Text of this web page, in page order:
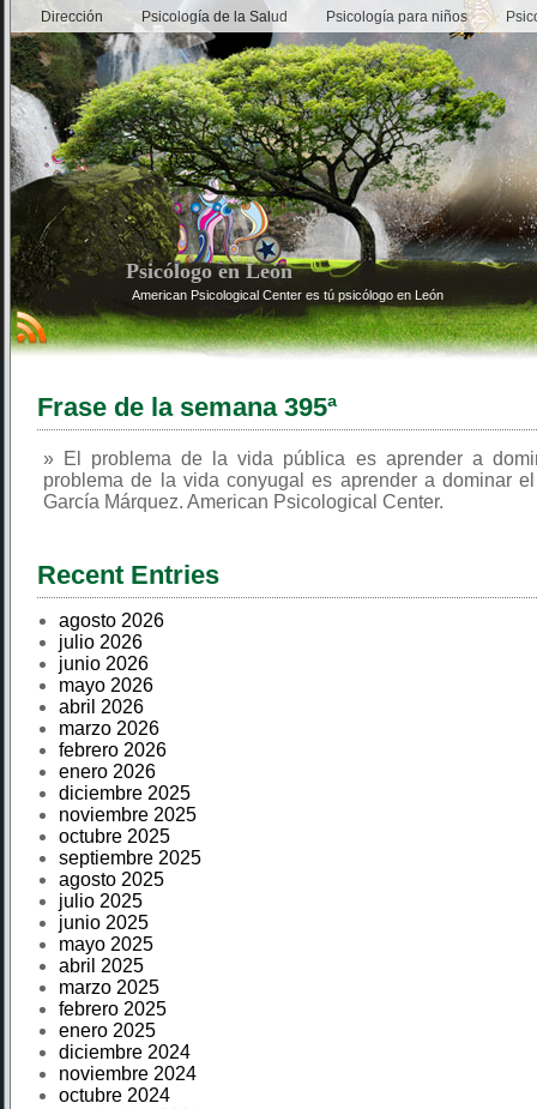
Dirección Psicología de la Salud Psicología para niños
Psicólogo en León
American Psicological Center es tú psicólogo en León
Frase de la semana 395ª
» El problema de la vida pública es aprender a
problema de la vida conyugal es aprender a dominar
García Márquez. American Psicological Center.
Recent Entries
agosto 2026
julio 2026
junio 2026
mayo 2026
abril 2026
marzo 2026
febrero 2026
enero 2026
diciembre 2025
noviembre 2025
octubre 2025
septiembre 2025
agosto 2025
julio 2025
junio 2025
mayo 2025
abril 2025
marzo 2025
febrero 2025
enero 2025
diciembre 2024
noviembre 2024
octubre 2024